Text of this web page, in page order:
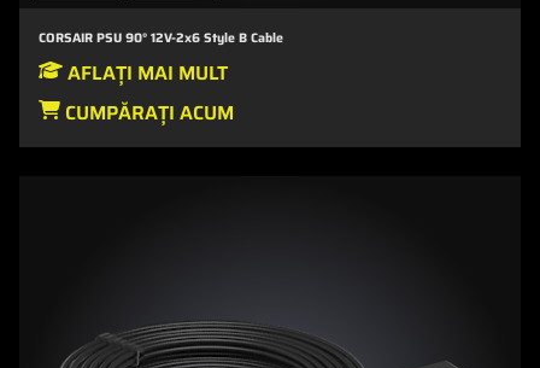
CORSAIR PSU 90° 12V-2x6 Style B Cable
AFLAȚI MAI MULT
CUMPĂRAȚI ACUM